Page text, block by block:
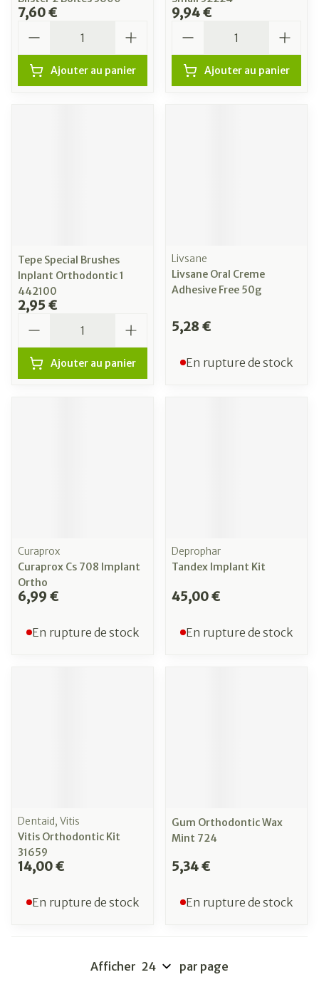
7,60 €
Ajouter au panier
9,94 €
Ajouter au panier
Tepe Special Brushes
Inplant Orthodontic 1
442100
2,95 €
Ajouter au panier
Livsane
Livsane Oral Creme
Adhesive Free 50g
5,28 €
En rupture de stock
Curaprox
Curaprox Cs 708 Implant
Ortho
6,99 €
En rupture de stock
Deprophar
Tandex Implant Kit
45,00 €
En rupture de stock
Dentaid, Vitis
Vitis Orthodontic Kit
31659
14,00 €
En rupture de stock
Gum Orthodontic Wax
Mint 724
5,34 €
En rupture de stock
Afficher par page